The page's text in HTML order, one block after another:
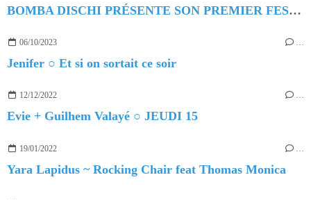
BOMBA DISCHI PRÉSENTE SON PREMIER FESTIVAL
06/10/2023 …
Jenifer ○ Et si on sortait ce soir
12/12/2022 …
Evie + Guilhem Valayé ○ JEUDI 15
19/01/2022
Yara Lapidus ~ Rocking Chair feat Thomas Monica